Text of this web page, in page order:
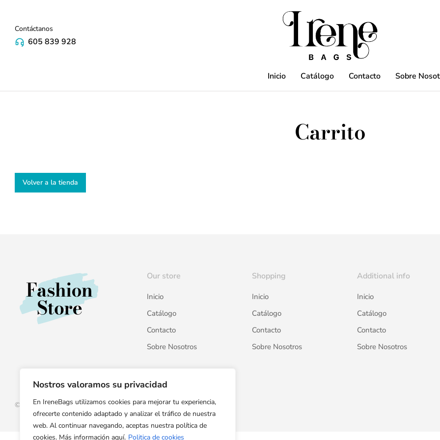
Nostros valoramos su privacidad
En IreneBags utilizamos cookies para mejorar tu experiencia,
ofrecerte contenido adaptado y analizar el tráfico de nuestra
web. Al continuar navegando, aceptas nuestra política de
cookies. Más información aquí. Politica de cookies
Contáctanos
605 839 928
Inicio Catálogo Contacto Sobre
Carrito
Volver a la tienda
Our store
Inicio
Catálogo
Contacto
Sobre Nosotros
Shopping
Inicio
Catálogo
Contacto
Sobre Nosotros
Additional info
Inicio
Catálogo
Contacto
Sobre Nosotros
© Copyright 2023 Seven Fashion Store. All rights reserved.